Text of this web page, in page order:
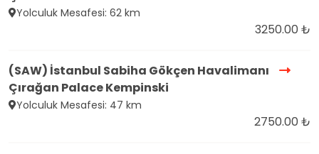
Yolculuk Mesafesi: 62 km
3250.00 ₺
(SAW) İstanbul Sabiha Gökçen Havalimanı
Çırağan Palace Kempinski
Yolculuk Mesafesi: 47 km
2750.00 ₺